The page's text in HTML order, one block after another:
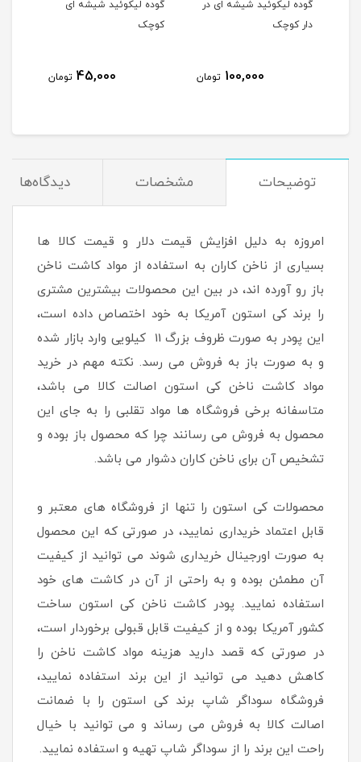
گوده لیکوئید شیشه ای در
دار کوچک
100,000 تومان
گوده لیکوئید شیشه ای
کوچک
45,000 تومان
توضیحات مشخصات دیدگاه‌ها
امروزه به دلیل افزایش قیمت دلار و قیمت کالا ها
بسیاری از ناخن کاران به استفاده از مواد کاشت ناخن
باز رو آورده اند، در بین این محصولات بیشترین مشتری
را برند کی استون آمریکا به خود اختصاص داده است،
این پودر به صورت ظروف بزرگ 11 کیلویی وارد بازار شده
و به صورت باز به فروش می رسد. نکته مهم در خرید
مواد کاشت ناخن کی استون اصالت کالا می باشد،
متاسفانه برخی فروشگاه ها مواد تقلبی را به جای این
محصول به فروش می رسانند چرا که محصول باز بوده و
تشخیص آن برای ناخن کاران دشوار می باشد.
محصولات کی استون را تنها از فروشگاه های معتبر و
قابل اعتماد خریداری نمایید، در صورتی که این محصول
به صورت اورجینال خریداری شوند می توانید از کیفیت
آن مطمئن بوده و به راحتی از آن در کاشت های خود
استفاده نمایید. پودر کاشت ناخن کی استون ساخت
کشور آمریکا بوده و از کیفیت قابل قبولی برخوردار است،
در صورتی که قصد دارید هزینه مواد کاشت ناخن را
کاهش دهید می توانید از این برند استفاده نمایید،
فروشگاه سوداگر شاپ برند کی استون را با ضمانت
اصالت کالا به فروش می رساند و می توانید با خیال
راحت این برند را از سوداگر شاپ تهیه و استفاده نمایید.